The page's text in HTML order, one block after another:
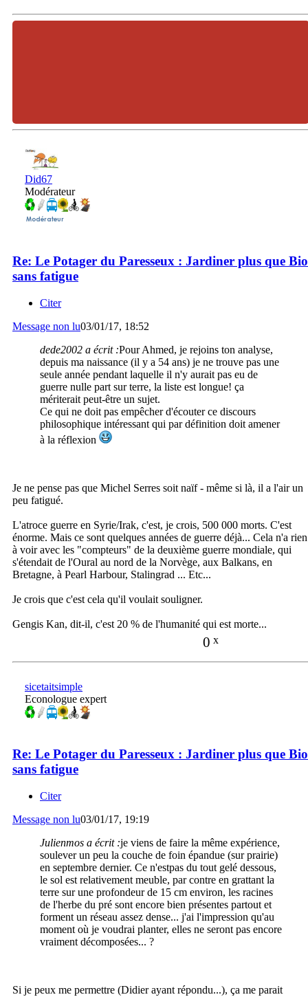
Did67
Modérateur
Re: Le Potager du Paresseux : Jardiner plus que Bio
sans fatigue
Citer
Message non lu03/01/17, 18:52
dede2002 a écrit :Pour Ahmed, je rejoins ton analyse,
depuis ma naissance (il y a 54 ans) je ne trouve pas une
seule année pendant laquelle il n'y aurait pas eu de
guerre nulle part sur terre, la liste est longue! ça
mériterait peut-être un sujet.
Ce qui ne doit pas empêcher d'écouter ce discours
philosophique intéressant qui par définition doit amener
à la réflexion
Je ne pense pas que Michel Serres soit naïf - même si là, il a l'air un
peu fatigué.
L'atroce guerre en Syrie/Irak, c'est, je crois, 500 000 morts. C'est
énorme. Mais ce sont quelques années de guerre déjà... Cela n'a rien
à voir avec les "compteurs" de la deuxième guerre mondiale, qui
s'étendait de l'Oural au nord de la Norvège, aux Balkans, en
Bretagne, à Pearl Harbour, Stalingrad ... Etc...
Je crois que c'est cela qu'il voulait souligner.
Gengis Kan, dit-il, c'est 20 % de l'humanité qui est morte...
0 x
sicetaitsimple
Econologue expert
Re: Le Potager du Paresseux : Jardiner plus que Bio
sans fatigue
Citer
Message non lu03/01/17, 19:19
Julienmos a écrit :je viens de faire la même expérience,
soulever un peu la couche de foin épandue (sur prairie)
en septembre dernier. Ce n'estpas du tout gelé dessous,
le sol est relativement meuble, par contre en grattant la
terre sur une profondeur de 15 cm environ, les racines
de l'herbe du pré sont encore bien présentes partout et
forment un réseau assez dense... j'ai l'impression qu'au
moment où je voudrai planter, elles ne seront pas encore
vraiment décomposées... ?
Si je peux me permettre (Didier ayant répondu...), ça me parait